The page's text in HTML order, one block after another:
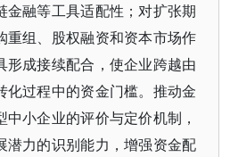
金融等工具适配性；对扩张期
重组、股权融资和资本市场作
形成接续配合，使企业跨越由
化过程中的资金门槛。推动金
小企业的评价与定价机制，
潜力的识别能力，增强资金配